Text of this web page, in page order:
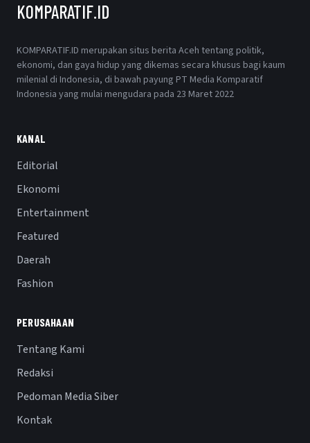
KOMPARATIF.ID
KOMPARATIF.ID merupakan situs berita Aceh tentang politik,
ekonomi, dan gaya hidup yang dikemas secara khusus bagi kaum
milenial di Indonesia, di bawah payung PT Media Komparatif
Indonesia yang mulai mengudara pada 23 Maret 2022
KANAL
Editorial
Ekonomi
Entertainment
Featured
Daerah
Fashion
PERUSAHAAN
Tentang Kami
Redaksi
Pedoman Media Siber
Kontak